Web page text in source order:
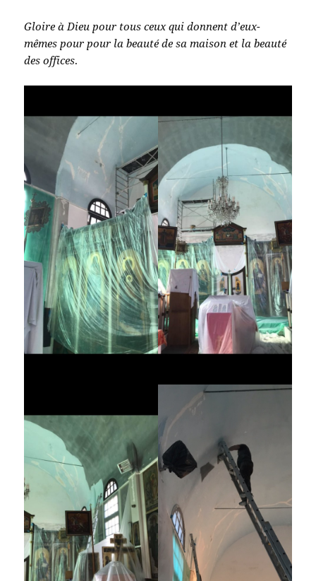
Gloire à Dieu pour tous ceux qui donnent d’eux-
mêmes pour pour la beauté de sa maison et la beauté
des offices.